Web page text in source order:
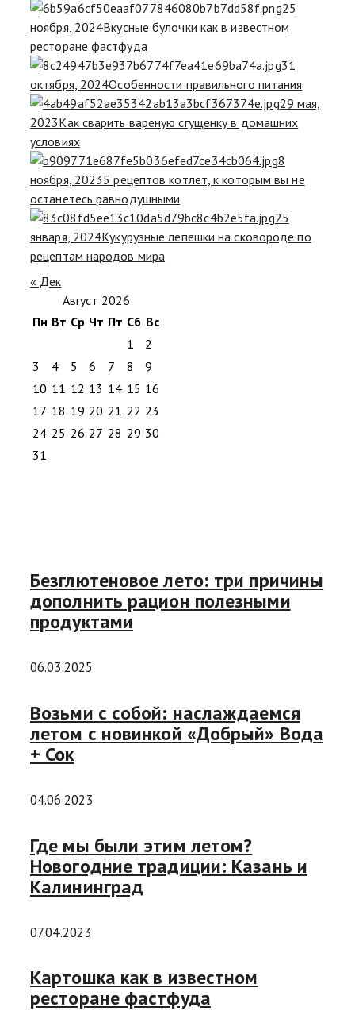
25
ноября, 2024Вкусные булочки как в известном
ресторане фастфуда
31
октября, 2024Особенности правильного питания
29 мая,
2023Как сварить вареную сгущенку в домашних
условиях
8
ноября, 20235 рецептов котлет, к которым вы не
останетесь равнодушными
25
января, 2024Кукурузные лепешки на сковороде по
рецептам народов мира
« Дек
Август 2026
Пн Вт Ср Чт Пт Сб Вс
1
2
3
4 5 6 7 8
9
10 11 12 13 14 15 16
17 18 19 20 21 22 23
24 25 26 27 28 29 30
31
Безглютеновое лето: три причины
дополнить рацион полезными
продуктами
06.03.2025
Возьми с собой: наслаждаемся
летом с новинкой «Добрый» Вода
+ Сок
04.06.2023
Где мы были этим летом?
Новогодние традиции: Казань и
Калининград
07.04.2023
Картошка как в известном
ресторане фастфуда